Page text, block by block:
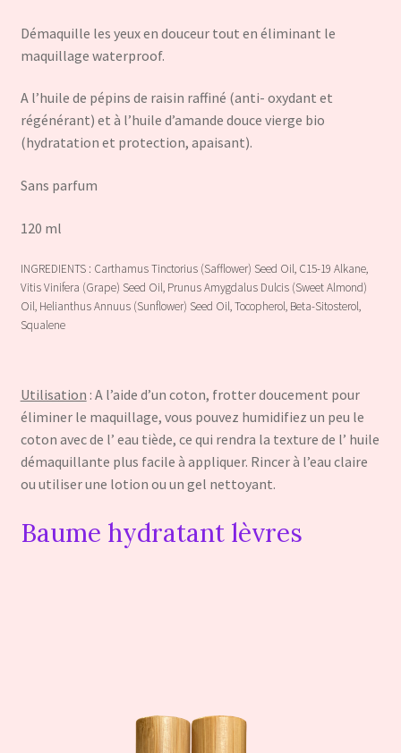
Démaquille les yeux en douceur tout en éliminant le
maquillage waterproof.
A l’huile de pépins de raisin raffiné (anti- oxydant et
régénérant) et à l’huile d’amande douce vierge bio
(hydratation et protection, apaisant).
Sans parfum
120 ml
INGREDIENTS : Carthamus Tinctorius (Safflower) Seed Oil, C15-19 Alkane,
Vitis Vinifera (Grape) Seed Oil, Prunus Amygdalus Dulcis (Sweet Almond)
Oil, Helianthus Annuus (Sunflower) Seed Oil, Tocopherol, Beta-Sitosterol,
Squalene
Utilisation : A l’aide d’un coton, frotter doucement pour
éliminer le maquillage, vous pouvez humidifiez un peu le
coton avec de l’ eau tiède, ce qui rendra la texture de l’ huile
démaquillante plus facile à appliquer. Rincer à l’eau claire
ou utiliser une lotion ou un gel nettoyant.
Baume hydratant lèvres